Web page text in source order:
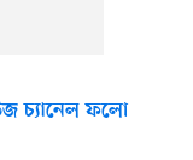
চ্যানেল ফলো